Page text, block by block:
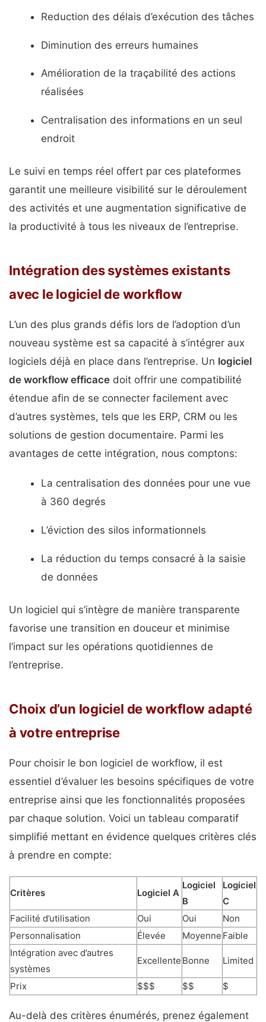
Reduction des délais d’exécution des tâches
Diminution des erreurs humaines
Amélioration de la traçabilité des actions
réalisées
Centralisation des informations en un seul
endroit
Le suivi en temps réel offert par ces plateformes
garantit une meilleure visibilité sur le déroulement
des activités et une augmentation significative de
la productivité à tous les niveaux de l’entreprise.
Intégration des systèmes existants
avec le logiciel de workflow
L’un des plus grands défis lors de l’adoption d’un
nouveau système est sa capacité à s’intégrer aux
logiciels déjà en place dans l’entreprise. Un logiciel
de workflow efficace doit offrir une compatibilité
étendue afin de se connecter facilement avec
d’autres systèmes, tels que les ERP, CRM ou les
solutions de gestion documentaire. Parmi les
avantages de cette intégration, nous comptons:
La centralisation des données pour une vue
à 360 degrés
L’éviction des silos informationnels
La réduction du temps consacré à la saisie
de données
Un logiciel qui s’intègre de manière transparente
favorise une transition en douceur et minimise
l’impact sur les opérations quotidiennes de
l’entreprise.
Choix d’un logiciel de workflow adapté
à votre entreprise
Pour choisir le bon logiciel de workflow, il est
essentiel d’évaluer les besoins spécifiques de votre
entreprise ainsi que les fonctionnalités proposées
par chaque solution. Voici un tableau comparatif
simplifié mettant en évidence quelques critères clés
à prendre en compte:
Critères Logiciel A
Logiciel
B
Logiciel
C
Facilité d’utilisation
Oui Oui
Non
Personnalisation
Élevée Moyenne Faible
Intégration avec d’autres
systèmes
Excellente Bonne Limited
Prix $$$ $$ $
Au-delà des critères énumérés, prenez également